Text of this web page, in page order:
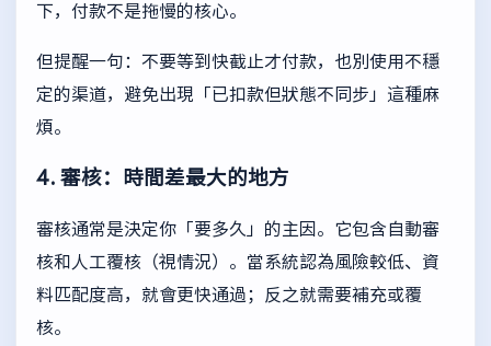
下，付款不是拖慢的核心。
但提醒一句：不要等到快截止才付款，也別使用不穩
定的渠道，避免出現「已扣款但狀態不同步」這種麻
煩。
4. 審核：時間差最大的地方
審核通常是決定你「要多久」的主因。它包含自動審
核和人工覆核（視情況）。當系統認為風險較低、資
料匹配度高，就會更快通過；反之就需要補充或覆
核。